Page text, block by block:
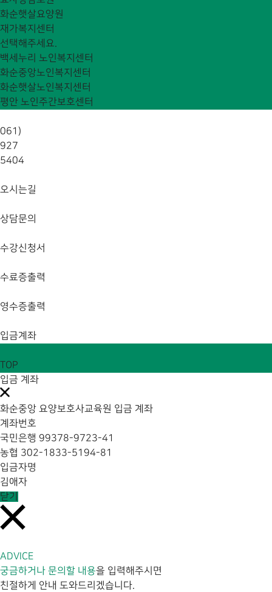
화순햇살요양원
재가복지센터
선택해주세요.
백세누리 노인복지센터
화순중앙노인복지센터
화순햇살노인복지센터
평안 노인주간보호센터
061)
927
5404
오시는길
상담문의
수강신청서
수료증출력
영수증출력
입금계좌
TOP
입금 계좌
화순중앙 요양보호사교육원 입금 계좌
계좌번호
국민은행 99378-9723-41
농협 302-1833-5194-81
입금자명
김애자
닫기
ADVICE
궁금하거나 문의할 내용을 입력해주시면
친절하게 안내 도와드리겠습니다.